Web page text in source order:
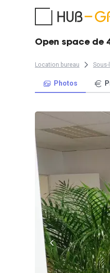
Open space de
Location bureau
Photos